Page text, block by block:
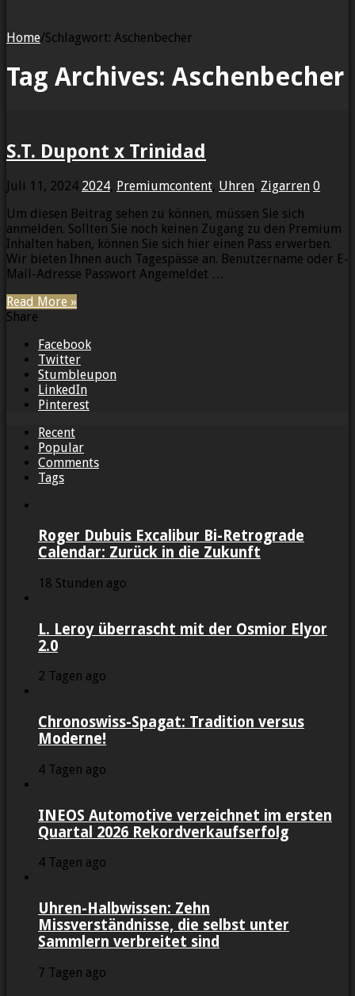
Home/Schlagwort: Aschenbecher
Tag Archives: Aschenbecher
S.T. Dupont x Trinidad
Juli 11, 2024 2024, Premiumcontent, Uhren, Zigarren 0
Um diesen Beitrag sehen zu können, müssen Sie sich
anmelden. Sollten Sie noch keinen Zugang zu den Premium
Inhalten haben, können Sie sich hier einen Pass erwerben.
Wir bieten Ihnen auch Tagespässe an. Benutzername oder E-
Mail-Adresse Passwort Angemeldet …
Read More »
Share
Facebook
Twitter
Stumbleupon
LinkedIn
Pinterest
Recent
Popular
Comments
Tags
Roger Dubuis Excalibur Bi-Retrograde
Calendar: Zurück in die Zukunft
18 Stunden ago
L. Leroy überrascht mit der Osmior Elyor
2.0
2 Tagen ago
Chronoswiss-Spagat: Tradition versus
Moderne!
4 Tagen ago
INEOS Automotive verzeichnet im ersten
Quartal 2026 Rekordverkaufserfolg
4 Tagen ago
Uhren-Halbwissen: Zehn
Missverständnisse, die selbst unter
Sammlern verbreitet sind
7 Tagen ago